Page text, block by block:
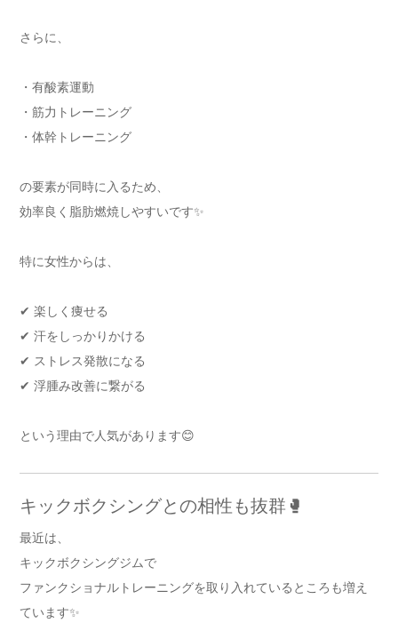
さらに、
・有酸素運動
・筋力トレーニング
・体幹トレーニング
の要素が同時に入るため、
効率良く脂肪燃焼しやすいです✨
特に女性からは、
✔ 楽しく痩せる
✔ 汗をしっかりかける
✔ ストレス発散になる
✔ 浮腫み改善に繋がる
という理由で人気があります😊
キックボクシングとの相性も抜群🥊
最近は、
キックボクシングジムで
ファンクショナルトレーニングを取り入れているところも増え
ています✨